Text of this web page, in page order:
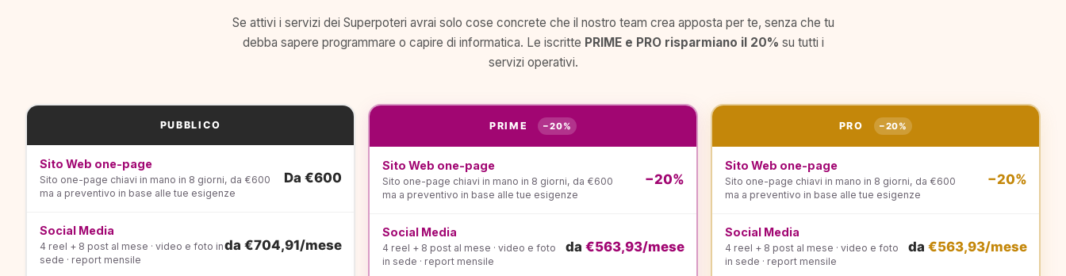
Se attivi i servizi dei Superpoteri avrai solo cose concrete che il nostro team crea apposta per te, senza che tu
debba sapere programmare o capire di informatica. Le iscritte PRIME e PRO risparmiano il 20% su tutti i
servizi operativi.
PUBBLICO
Sito Web one-page
Sito one-page chiavi in mano in 8 giorni, da €600
ma a preventivo in base alle tue esigenze
Da €600
Social Media
4 reel + 8 post al mese · video e foto in
sede · report mensile
da €704,91/mese
PRIME −20%
Sito Web one-page
Sito one-page chiavi in mano in 8 giorni, da €600
ma a preventivo in base alle tue esigenze
−20%
Social Media
4 reel + 8 post al mese · video e foto
in sede · report mensile
da €563,93/mese
PRO −20%
Sito Web one-page
Sito one-page chiavi in mano in 8 giorni, da €600
ma a preventivo in base alle tue esigenze
−20%
Social Media
4 reel + 8 post al mese · video e foto
in sede · report mensile
da €563,93/mese